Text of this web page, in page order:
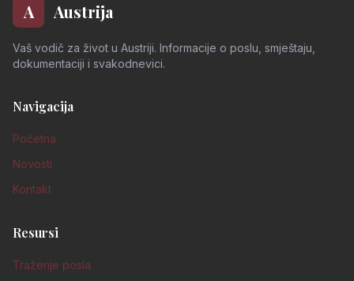
A Austrija
Vaš vodič za život u Austriji. Informacije o poslu, smještaju,
dokumentaciji i svakodnevici.
Navigacija
Početna
Novosti
Kontakt
Resursi
Traženje posla